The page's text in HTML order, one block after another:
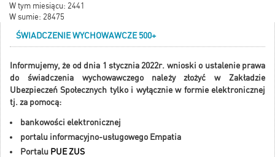
W tym miesiącu: 2441
W sumie: 28475
ŚWIADCZENIE WYCHOWAWCZE 500+
Informujemy, że od dnia 1 stycznia 2022r. wnioski o ustalenie prawa
do świadczenia wychowawczego należy złożyć w Zakładzie
Ubezpieczeń Społecznych tylko i wyłącznie w formie elektronicznej
tj. za pomocą:
bankowości elektronicznej
portalu informacyjno-usługowego Empatia
Portalu PUE ZUS